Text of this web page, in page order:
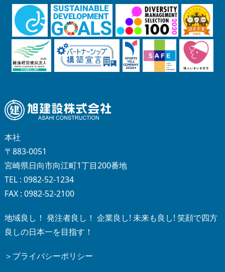
本社
〒883-0051
宮崎県日向市向江町1丁目200番地
TEL : 0982-52-1234
FAX : 0982-52-2100
地域良し！ 発注者良し！ 企業良し! 未来も良し! 笑顔で四方
良しの日本一を目指す！
＞プライバシーポリシー